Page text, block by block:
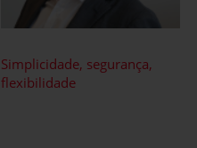
Simplicidade, segurança,
flexibilidade